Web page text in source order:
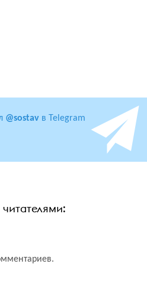
@sostav в Telegram